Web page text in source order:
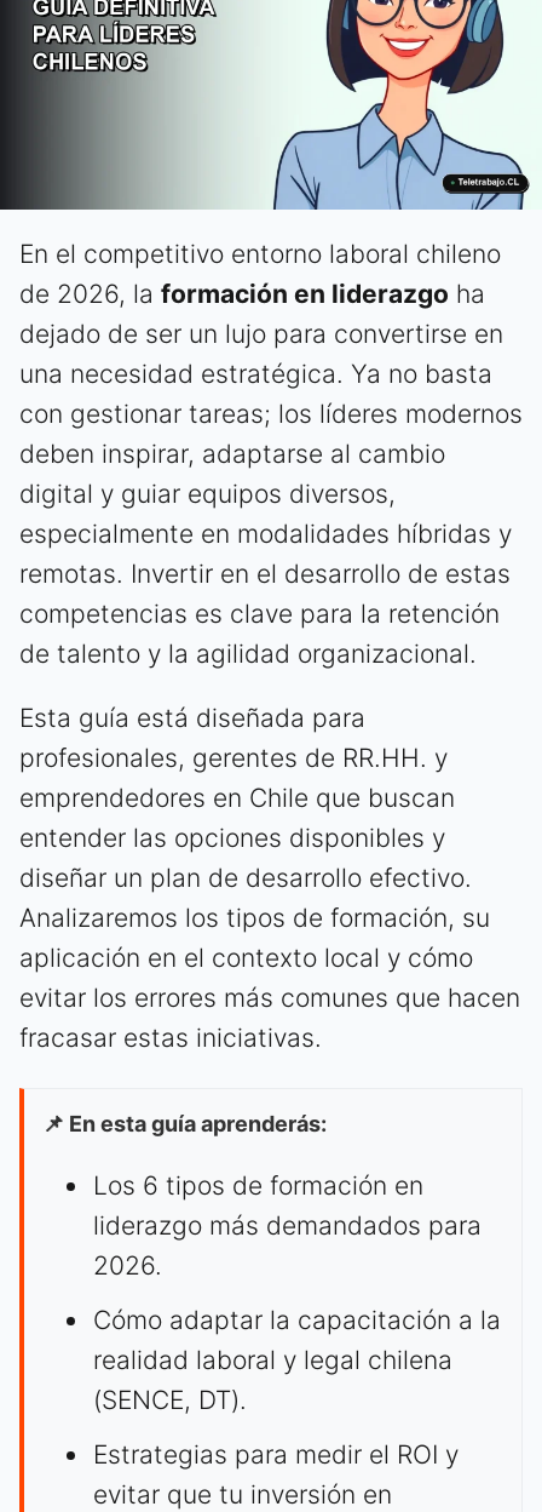
En el competitivo entorno laboral chileno
de 2026, la formación en liderazgo ha
dejado de ser un lujo para convertirse en
una necesidad estratégica. Ya no basta
con gestionar tareas; los líderes modernos
deben inspirar, adaptarse al cambio
digital y guiar equipos diversos,
especialmente en modalidades híbridas y
remotas. Invertir en el desarrollo de estas
competencias es clave para la retención
de talento y la agilidad organizacional.
Esta guía está diseñada para
profesionales, gerentes de RR.HH. y
emprendedores en Chile que buscan
entender las opciones disponibles y
diseñar un plan de desarrollo efectivo.
Analizaremos los tipos de formación, su
aplicación en el contexto local y cómo
evitar los errores más comunes que hacen
fracasar estas iniciativas.
📌 En esta guía aprenderás:
Los 6 tipos de formación en
liderazgo más demandados para
2026.
Cómo adaptar la capacitación a la
realidad laboral y legal chilena
(SENCE, DT).
Estrategias para medir el ROI y
evitar que tu inversión en